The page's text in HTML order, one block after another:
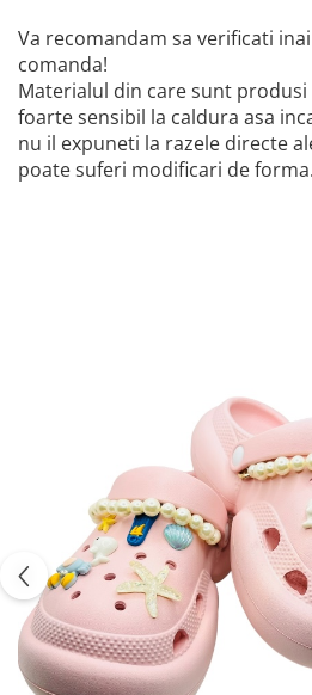
Va recomandam sa verificati
comanda!
Materialul din care sunt
foarte sensibil la caldura asa
nu il expuneti la razele directe
poate suferi modificari de forma.